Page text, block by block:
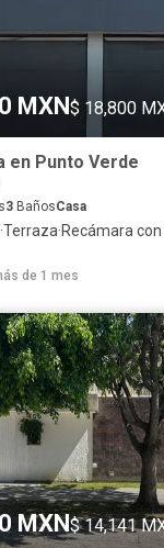
MXN $ 18,800
en Punto Verde
3 BañosCasa
·Terraza·Recámara
de 1 mes
MXN$ 14,141